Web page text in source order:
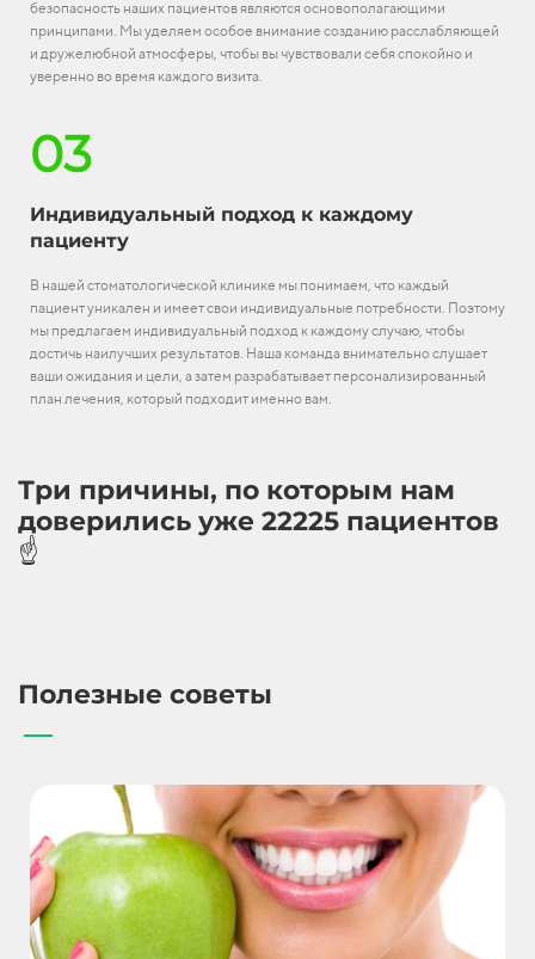
безопасность наших пациентов являются основополагающими
принципами. Мы уделяем особое внимание созданию расслабляющей
и дружелюбной атмосферы, чтобы вы чувствовали себя спокойно и
уверенно во время каждого визита.
03
Индивидуальный подход к каждому
пациенту
В нашей стоматологической клинике мы понимаем, что каждый
пациент уникален и имеет свои индивидуальные потребности. Поэтому
мы предлагаем индивидуальный подход к каждому случаю, чтобы
достичь наилучших результатов. Наша команда внимательно слушает
ваши ожидания и цели, а затем разрабатывает персонализированный
план лечения, который подходит именно вам.
Три причины, по которым нам
доверились уже 22225 пациентов
☝️
Полезные советы